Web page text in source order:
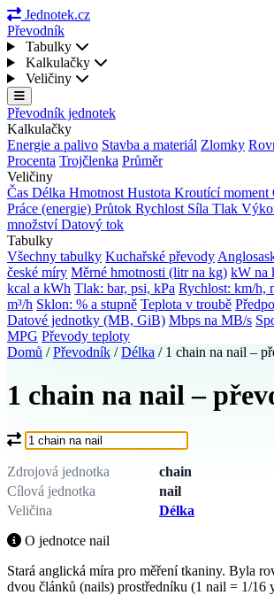
Jednotek.cz
Převodník
Tabulky
Kalkulačky
Veličiny
Převodník jednotek
Kalkulačky
Energie a palivo Stavba a materiál Zlomky
Procenta Trojčlenka Průměr
Veličiny
Čas Délka Hmotnost Hustota Kroutící moment
Práce (energie) Průtok Rychlost Síla Tlak
množstvíDatový tok
Tabulky
Všechny tabulky Kuchařské převody
české míry Měrné hmotnosti (litr na kg) kW na
kcal a kWh Tlak: bar, psi, kPa Rychlost: km/h,
m³/h Sklon: % a stupně Teplota v troubě
Datové jednotky (MB, GiB) Mbps na MB/s
MPG Převody teploty
Domů / Převodník / Délka / 1 chain na nail –
1 chain na nail –
Co chcete převést?
Zdrojová jednotka
chain
Cílová jednotka
nail
Veličina
Délka
O jednotce nail
Stará anglická míra pro měření tkaniny. Byla
dvou článků (nails) prostředníku (1 nail = 1/16